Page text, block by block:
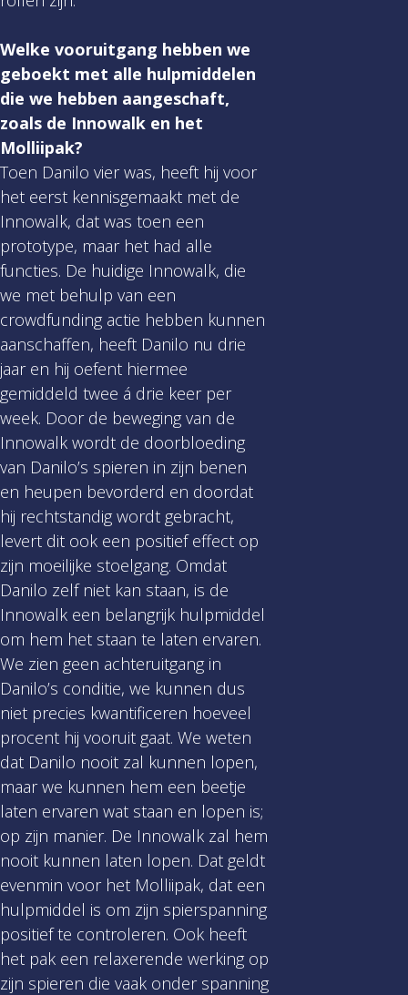
Welke vooruitgang hebben we
geboekt met alle hulpmiddelen
die we hebben aangeschaft,
zoals de Innowalk en het
Molliipak?
Toen Danilo vier was, heeft hij voor
het eerst kennisgemaakt met de
Innowalk, dat was toen een
prototype, maar het had alle
functies. De huidige Innowalk, die
we met behulp van een
crowdfunding actie hebben kunnen
aanschaffen, heeft Danilo nu drie
jaar en hij oefent hiermee
gemiddeld twee á drie keer per
week. Door de beweging van de
Innowalk wordt de doorbloeding
van Danilo’s spieren in zijn benen
en heupen bevorderd en doordat
hij rechtstandig wordt gebracht,
levert dit ook een positief effect op
zijn moeilijke stoelgang. Omdat
Danilo zelf niet kan staan, is de
Innowalk een belangrijk hulpmiddel
om hem het staan te laten ervaren.
We zien geen achteruitgang in
Danilo’s conditie, we kunnen dus
niet precies kwantificeren hoeveel
procent hij vooruit gaat. We weten
dat Danilo nooit zal kunnen lopen,
maar we kunnen hem een beetje
laten ervaren wat staan en lopen is;
op zijn manier. De Innowalk zal hem
nooit kunnen laten lopen. Dat geldt
evenmin voor het Molliipak, dat een
hulpmiddel is om zijn spierspanning
positief te controleren. Ook heeft
het pak een relaxerende werking op
zijn spieren die vaak onder spanning